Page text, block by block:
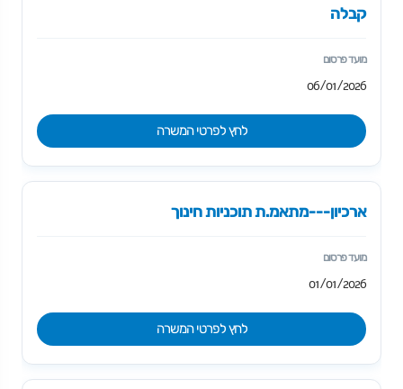
קבלה
06/01/2026
לחץ לפרטי המשרה
ארכיון---מתאמ.ת תוכניות חינוך
01/01/2026
לחץ לפרטי המשרה